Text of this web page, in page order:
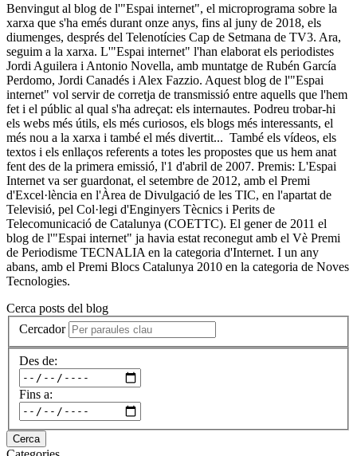
Benvingut al blog de l'"Espai internet", el microprograma sobre la
xarxa que s'ha emés durant onze anys, fins al juny de 2018, els
diumenges, després del Telenotícies Cap de Setmana de TV3. Ara,
seguim a la xarxa. L'"Espai internet" l'han elaborat els periodistes
Jordi Aguilera i Antonio Novella, amb muntatge de Rubén García
Perdomo, Jordi Canadés i Alex Fazzio. Aquest blog de l'"Espai
internet" vol servir de corretja de transmissió entre aquells que l'hem
fet i el públic al qual s'ha adreçat: els internautes. Podreu trobar-hi
els webs més útils, els més curiosos, els blogs més interessants, el
més nou a la xarxa i també el més divertit... També els vídeos, els
textos i els enllaços referents a totes les propostes que us hem anat
fent des de la primera emissió, l'1 d'abril de 2007. Premis: L'Espai
Internet va ser guardonat, el setembre de 2012, amb el Premi
d'Excel·lència en l'Àrea de Divulgació de les TIC, en l'apartat de
Televisió, pel Col·legi d'Enginyers Tècnics i Perits de
Telecomunicació de Catalunya (COETTC). El gener de 2011 el
blog de l'"Espai internet" ja havia estat reconegut amb el Vè Premi
de Periodisme TECNALIA en la categoria d'Internet. I un any
abans, amb el Premi Blocs Catalunya 2010 en la categoria de Noves
Tecnologies.
Cerca posts del blog
Cercador
Des de:
Fins a:
Cerca